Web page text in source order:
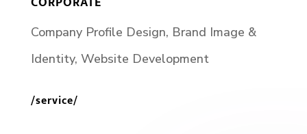
Company Profile Design, Brand Image &
Identity, Website Development
/service/